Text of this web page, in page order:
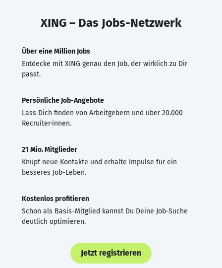
XING – Das Jobs-Netzwerk
Über eine Million Jobs
Entdecke mit XING genau den Job, der wirklich zu Dir
passt.
Persönliche Job-Angebote
Lass Dich finden von Arbeitgebern und über 20.000
Recruiter·innen.
21 Mio. Mitglieder
Knüpf neue Kontakte und erhalte Impulse für ein
besseres Job-Leben.
Kostenlos profitieren
Schon als Basis-Mitglied kannst Du Deine Job-Suche
deutlich optimieren.
Jetzt registrieren